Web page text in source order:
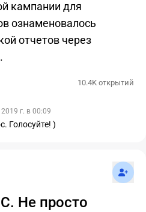
кампании для
ознаменовалось
отчетов через
10.4K открытий
г. в 00:09
Голосуйте! )
Не просто